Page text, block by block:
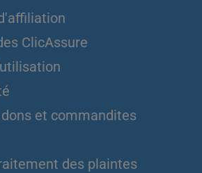
ClicAssure
et commandites
des plaintes